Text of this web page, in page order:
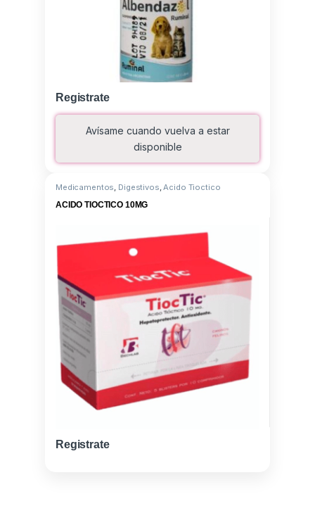
Registrate
Avísame cuando vuelva a estar
disponible
Medicamentos Digestivos Acido Tioctico
ACIDO TIOCTICO 10MG
Registrate